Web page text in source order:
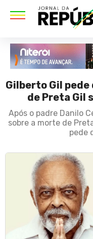
Gilberto Gil
de Preta Gil
Após o padre Danilo
sobre a morte de
pede